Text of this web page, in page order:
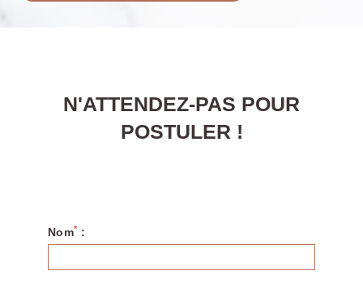
N'ATTENDEZ-PAS POUR
POSTULER !
Nom* :
Nos hôtels
OKKO Hotels Paris Rueil-Malmaison